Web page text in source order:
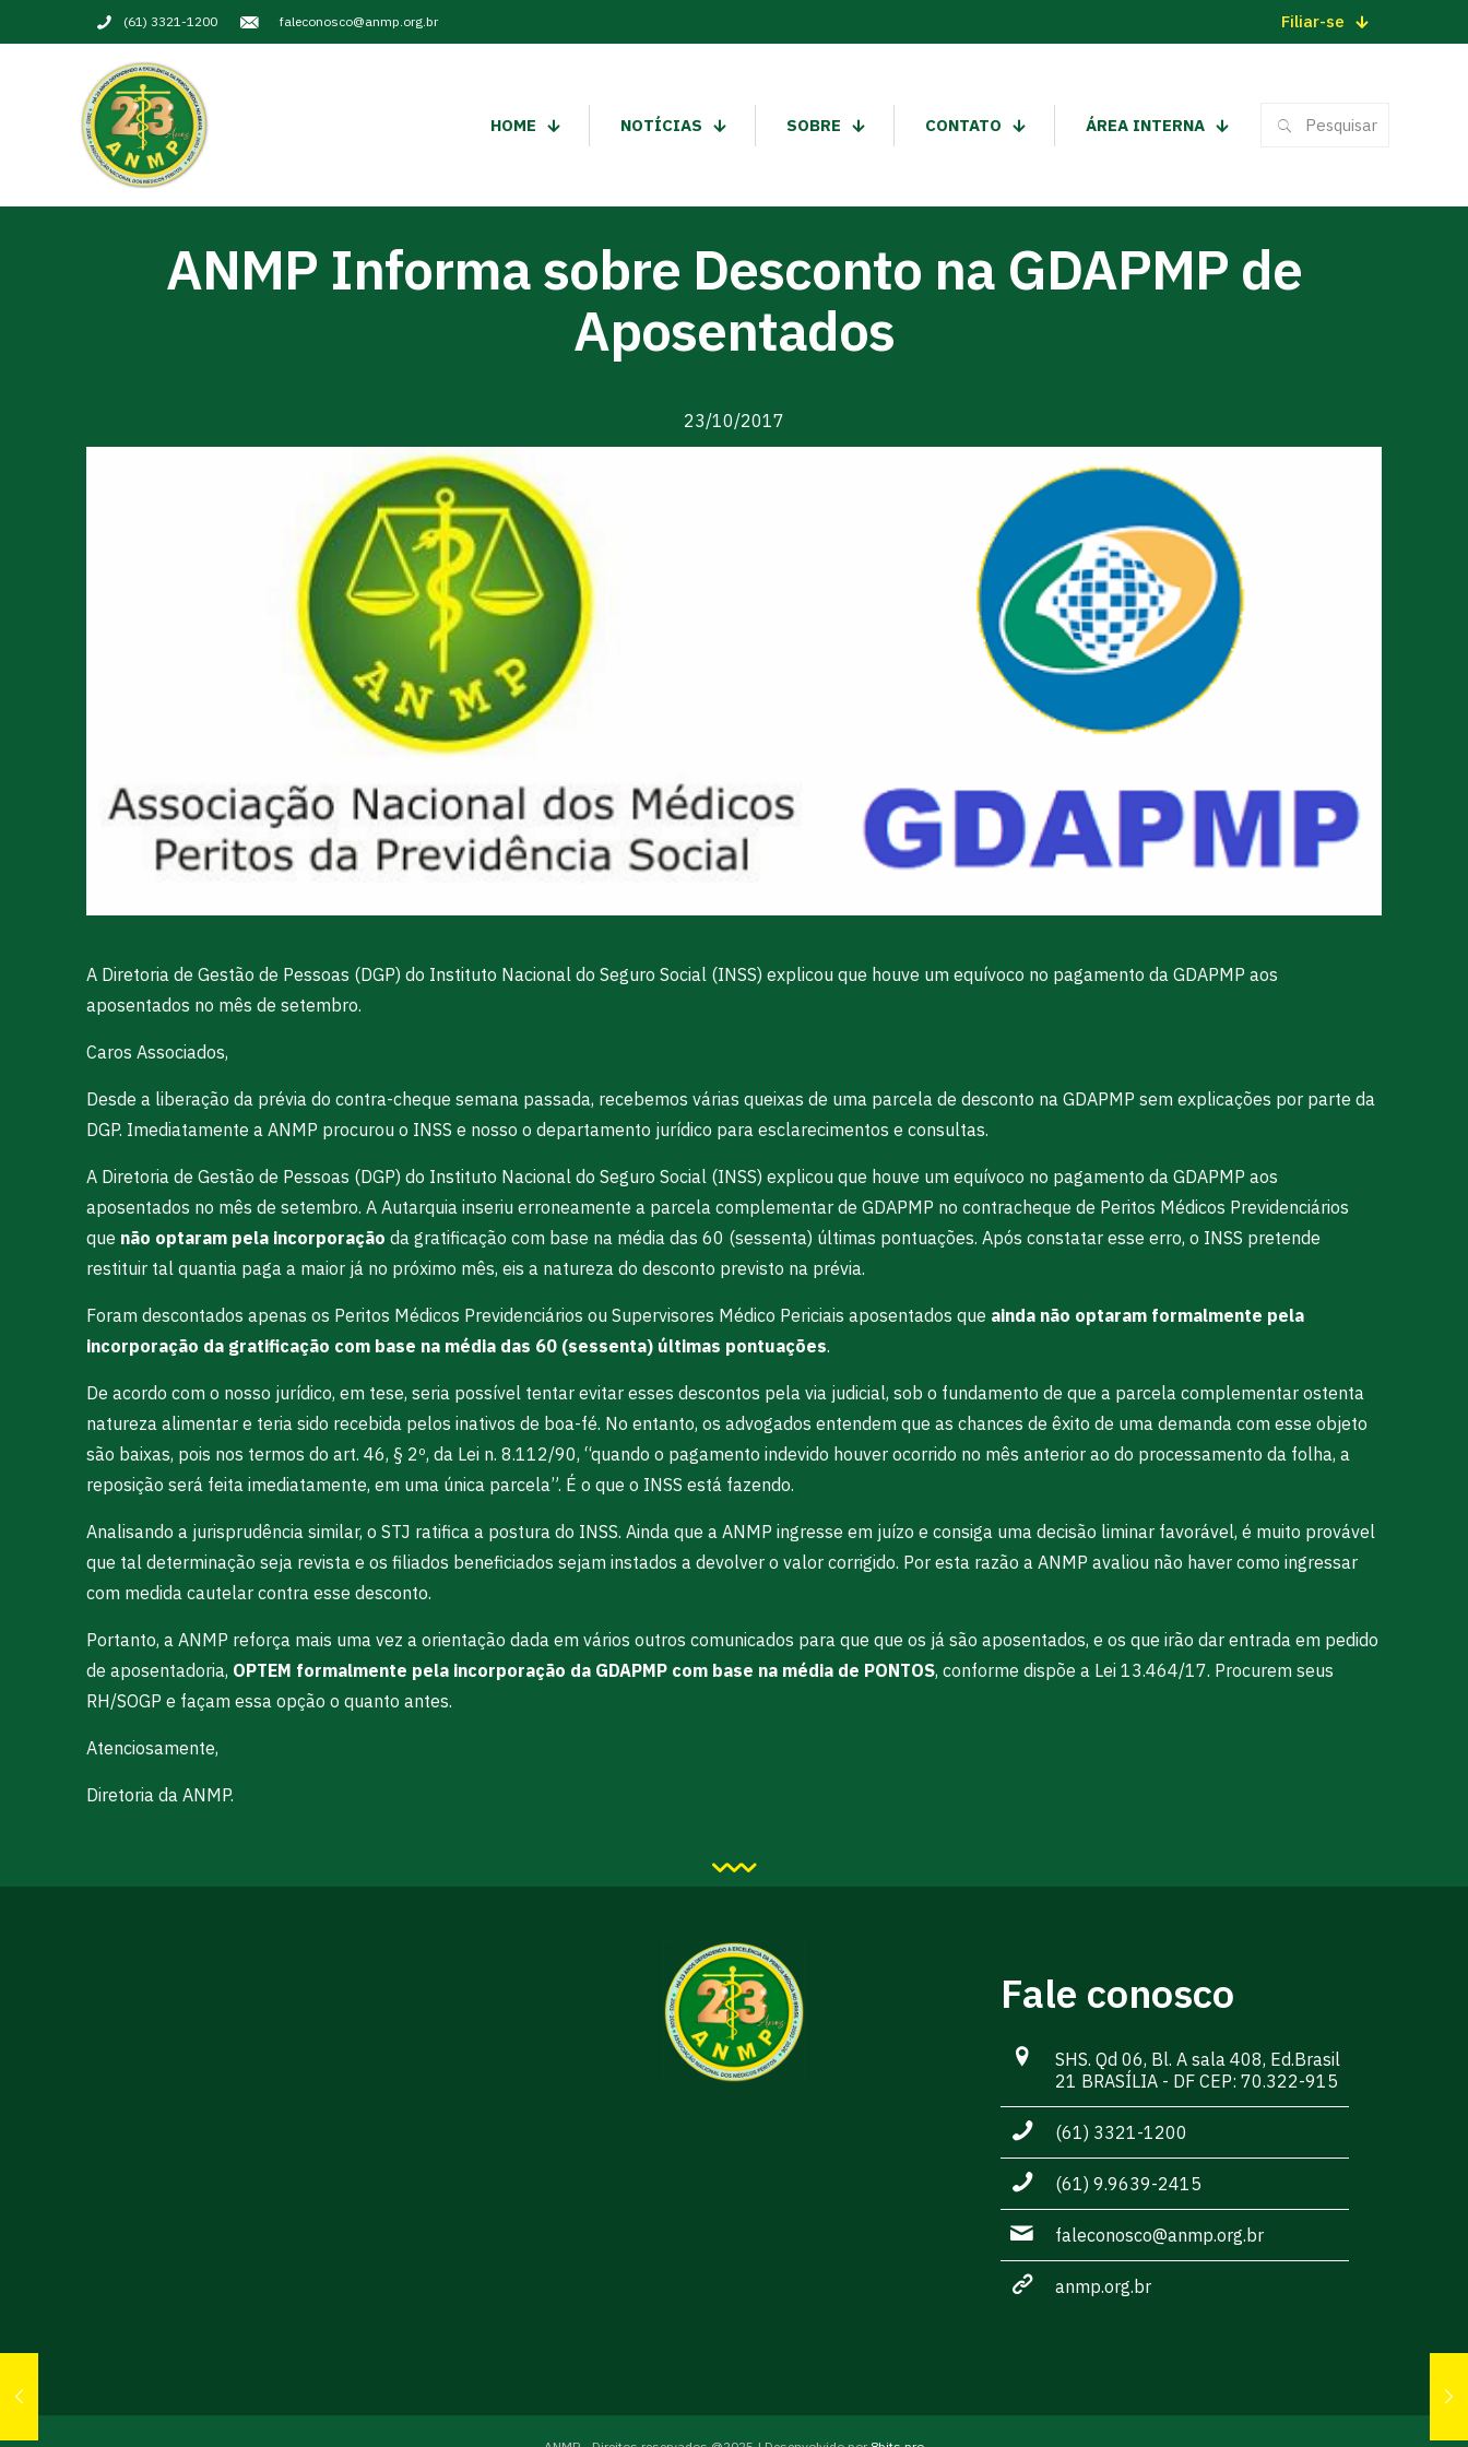
(61) 3321-1200 faleconosco@anmp.org.br Filiar-se
HOME NOTÍCIAS SOBRE CONTATO ÁREA INTERNA
ANMP Informa sobre Desconto na GDAPMP de
Aposentados
23/10/2017
A Diretoria de Gestão de Pessoas (DGP) do Instituto Nacional do Seguro Social (INSS) explicou que houve um equívoco no pagamento da GDAPMP aos
aposentados no mês de setembro.
Caros Associados,
Desde a liberação da prévia do contra-cheque semana passada, recebemos várias queixas de uma parcela de desconto na GDAPMP sem explicações por parte da
DGP. Imediatamente a ANMP procurou o INSS e nosso o departamento jurídico para esclarecimentos e consultas.
A Diretoria de Gestão de Pessoas (DGP) do Instituto Nacional do Seguro Social (INSS) explicou que houve um equívoco no pagamento da GDAPMP aos
aposentados no mês de setembro. A Autarquia inseriu erroneamente a parcela complementar de GDAPMP no contracheque de Peritos Médicos Previdenciários
que não optaram pela incorporação da gratificação com base na média das 60 (sessenta) últimas pontuações. Após constatar esse erro, o INSS pretende
restituir tal quantia paga a maior já no próximo mês, eis a natureza do desconto previsto na prévia.
Foram descontados apenas os Peritos Médicos Previdenciários ou Supervisores Médico Periciais aposentados que ainda não optaram formalmente pela
incorporação da gratificação com base na média das 60 (sessenta) últimas pontuações.
De acordo com o nosso jurídico, em tese, seria possível tentar evitar esses descontos pela via judicial, sob o fundamento de que a parcela complementar ostenta
natureza alimentar e teria sido recebida pelos inativos de boa-fé. No entanto, os advogados entendem que as chances de êxito de uma demanda com esse objeto
são baixas, pois nos termos do art. 46, § 2º, da Lei n. 8.112/90, “quando o pagamento indevido houver ocorrido no mês anterior ao do processamento da folha, a
reposição será feita imediatamente, em uma única parcela”. É o que o INSS está fazendo.
Analisando a jurisprudência similar, o STJ ratifica a postura do INSS. Ainda que a ANMP ingresse em juízo e consiga uma decisão liminar favorável, é muito provável
que tal determinação seja revista e os filiados beneficiados sejam instados a devolver o valor corrigido. Por esta razão a ANMP avaliou não haver como ingressar
com medida cautelar contra esse desconto.
Portanto, a ANMP reforça mais uma vez a orientação dada em vários outros comunicados para que que os já são aposentados, e os que irão dar entrada em pedido
de aposentadoria, OPTEM formalmente pela incorporação da GDAPMP com base na média de PONTOS, conforme dispõe a Lei 13.464/17. Procurem seus
RH/SOGP e façam essa opção o quanto antes.
Atenciosamente,
Diretoria da ANMP.
Fale conosco
SHS. Qd 06, Bl. A sala 408, Ed.Brasil
21 BRASÍLIA - DF CEP: 70.322-915
(61) 3321-1200
(61) 9.9639-2415
faleconosco@anmp.org.br
anmp.org.br